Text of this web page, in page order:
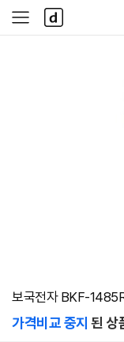
사
이
다
나
와
보국전자 BKF-
가격비교 중지 된 상